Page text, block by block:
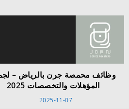
وظائف محمصة جرن بالرياض –
المؤهلات والتخصصات 2025
2025-11-07